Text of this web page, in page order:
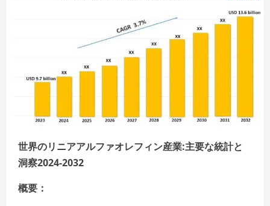
世界のリニアアルファオレフィン産業:主要な統計と
洞察2024-2032
概要：